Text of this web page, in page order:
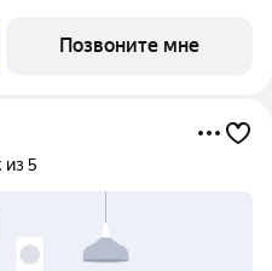
и северной эстетики. В
Позвоните мне
из 5